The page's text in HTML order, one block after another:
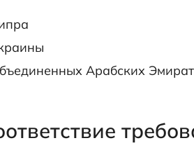
Арабских